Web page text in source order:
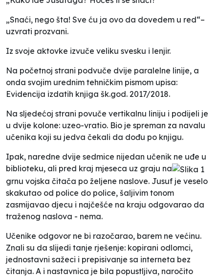
„Snaći, nego šta! Sve ću ja ovo da dovedem u red“–
uzvrati prozvani.
Iz svoje aktovke izvuče veliku svesku i lenjir.
Na početnoj strani podvuče dvije paralelne linije, a
onda svojim urednim tehničkim pismom upisa:
Evidencija izdatih knjiga šk.god. 2017/2018.
Na sljedećoj strani povuče vertikalnu liniju i podijeli je
u dvije kolone: uzeo-vratio. Bio je spreman za navalu
učenika koji su jedva čekali da dođu po knjigu.
Ipak, naredne dvije sedmice nijedan učenik ne uđe u
biblioteku, ali pred kraj mjeseca uz graju na
grnu vojska čitača po željene naslove. Jusuf je veselo
skakutao od police do police, šaljivim tonom
zasmijavao djecu i najčešće na kraju odgovarao da
traženog naslova - nema.
Učenike odgovor ne bi razočarao, barem ne većinu.
Znali su da slijedi tanje rješenje: kopirani odlomci,
jednostavni sažeci i prepisivanje sa interneta bez
čitanja. A i nastavnica je bila popustljiva, naročito